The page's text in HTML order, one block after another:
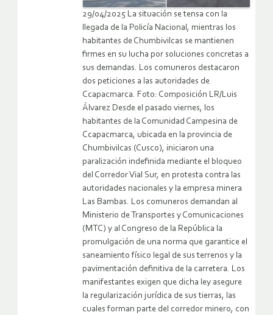
29/04/2025 La situación se tensa con la
llegada de la Policía Nacional, mientras los
habitantes de Chumbivilcas se mantienen
firmes en su lucha por soluciones concretas a
sus demandas. Los comuneros destacaron
dos peticiones a las autoridades de
Ccapacmarca. Foto: Composición LR/Luis
Álvarez Desde el pasado viernes, los
habitantes de la Comunidad Campesina de
Ccapacmarca, ubicada en la provincia de
Chumbivilcas (Cusco), iniciaron una
paralización indefinida mediante el bloqueo
del Corredor Vial Sur, en protesta contra las
autoridades nacionales y la empresa minera
Las Bambas. Los comuneros demandan al
Ministerio de Transportes y Comunicaciones
(MTC) y al Congreso de la República la
promulgación de una norma que garantice el
saneamiento físico legal de sus terrenos y la
pavimentación definitiva de la carretera. Los
manifestantes exigen que dicha ley asegure
la regularización jurídica de sus tierras, las
cuales forman parte del corredor minero, con